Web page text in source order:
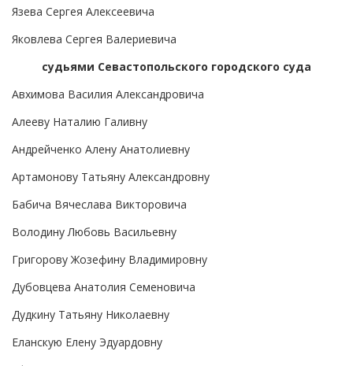
Язева Сергея Алексеевича
Яковлева Сергея Валериевича
судьями Севастопольского городского суда
Авхимова Василия Александровича
Алееву Наталию Галивну
Андрейченко Алену Анатолиевну
Артамонову Татьяну Александровну
Бабича Вячеслава Викторовича
Володину Любовь Васильевну
Григорову Жозефину Владимировну
Дубовцева Анатолия Семеновича
Дудкину Татьяну Николаевну
Еланскую Елену Эдуардовну